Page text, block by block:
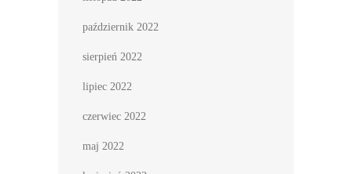
październik 2022
sierpień 2022
lipiec 2022
czerwiec 2022
maj 2022